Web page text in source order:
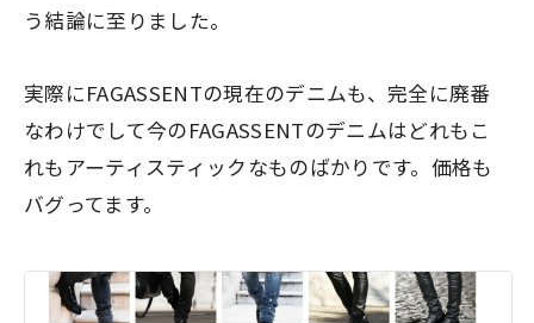
う結論に至りました。
実際にFAGASSENTの現在のデニムも、完全に廃番
なわけでして今のFAGASSENTのデニムはどれもこ
れもアーティスティックなものばかりです。価格も
バグってます。